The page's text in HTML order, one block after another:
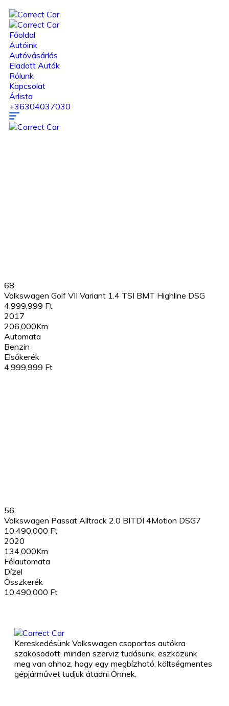
Főoldal
Autóink
Autóvásárlás
Eladott Autók
Rólunk
Kapcsolat
Árlista
+36304037030
68
Volkswagen Golf VII Variant 1.4 TSI BMT Highline DSG
4,999,999 Ft
2017
206,000Km
Automata
Benzin
Elsőkerék
4,999,999 Ft
56
Volkswagen Passat Alltrack 2.0 BITDI 4Motion DSG7
10,490,000 Ft
2020
134,000Km
Félautomata
Dízel
Összkerék
10,490,000 Ft
Kereskedésünk Volkswagen csoportos autókra
szakosodott, minden szerviz tudásunk, eszközünk
meg van ahhoz, hogy egy megbízható, költségmentes
gépjárművet tudjuk átadni Önnek.